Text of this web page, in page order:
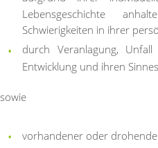
Lebensgeschichte
Schwierigkeiten in ihrer
durch Veranlagung,
Entwicklung und ihren
sowie
vorhandener oder